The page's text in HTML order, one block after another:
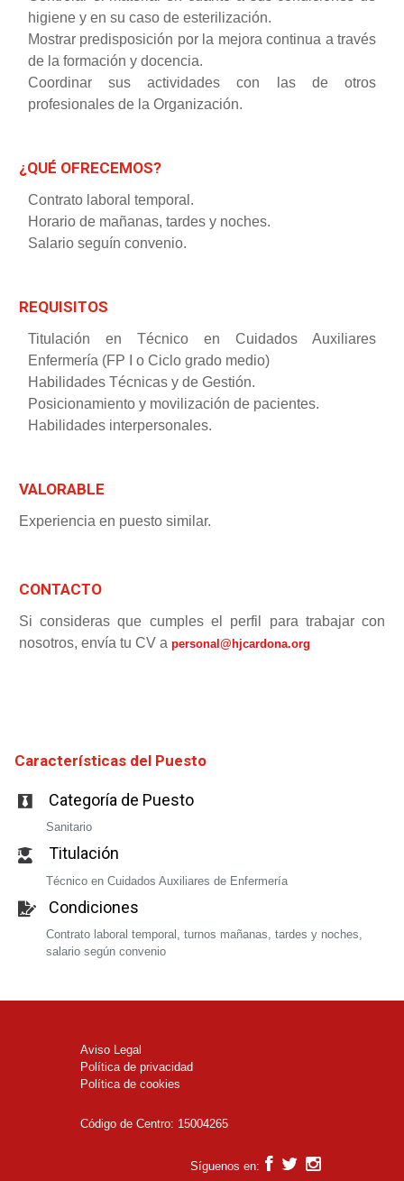
higiene y en su caso de esterilización.
Mostrar predisposición por la mejora continua a través
de la formación y docencia.
Coordinar sus actividades con las de otros
profesionales de la Organización.
¿QUÉ OFRECEMOS?
Contrato laboral temporal.
Horario de mañanas, tardes y noches.
Salario seguín convenio.
REQUISITOS
Titulación en Técnico en Cuidados Auxiliares
Enfermería (FP I o Ciclo grado medio)
Habilidades Técnicas y de Gestión.
Posicionamiento y movilización de pacientes.
Habilidades interpersonales.
VALORABLE
Experiencia en puesto similar.
CONTACTO
Si consideras que cumples el perfil para trabajar con
nosotros, envía tu CV a personal@hjcardona.org
Características del Puesto
Categoría de Puesto
Sanitario
Titulación
Técnico en Cuidados Auxiliares de Enfermería
Condiciones
Contrato laboral temporal, turnos mañanas, tardes y noches,
salario según convenio
Aviso Legal
Política de privacidad
Política de cookies
Código de Centro: 15004265
Síguenos en: